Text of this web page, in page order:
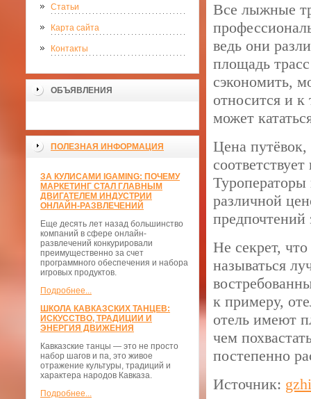
Статьи
Карта сайта
Контакты
ОБЪЯВЛЕНИЯ
ПОЛЕЗНАЯ ИНФОРМАЦИЯ
ЗА КУЛИСАМИ IGAMING: ПОЧЕМУ
МАРКЕТИНГ СТАЛ ГЛАВНЫМ
ДВИГАТЕЛЕМ ИНДУСТРИИ
ОНЛАЙН-РАЗВЛЕЧЕНИЙ
Еще десять лет назад большинство
компаний в сфере онлайн-
развлечений конкурировали
преимущественно за счет
программного обеспечения и набора
игровых продуктов.
Подробнее...
ШКОЛА КАВКАЗСКИХ ТАНЦЕВ:
ИСКУССТВО, ТРАДИЦИИ И
ЭНЕРГИЯ ДВИЖЕНИЯ
Кавказские танцы — это не просто
набор шагов и па, это живое
отражение культуры, традиций и
характера народов Кавказа.
Подробнее...
Все лыжные
ведь они
площадь
сэкономить,
относится и
может
Цена
различной
предпочтений
Не секрет,
называться
к примеру,
отель имеют
чем
постепенно
Источник: